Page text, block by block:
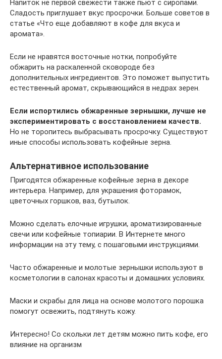
Напиток не первой свежести также пьют с сиропами.
Сладость приглушает вкус просрочки. Больше советов в
статье «Что еще добавляют в кофе для вкуса и
аромата».
Если не нравятся восточные нотки, попробуйте
обжарить на раскаленной сковороде без
дополнительных ингредиентов. Это поможет выпустить
естественный аромат, скрывающийся в недрах зерен.
Если испортились обжаренные зернышки, лучше не
экспериментировать с восстановлением качеств.
Но не торопитесь выбрасывать просрочку. Существуют
иные способы использовать кофейные зерна.
Альтернативное использование
Пригодятся обжаренные кофейные зерна в декоре
интерьера. Например, для украшения фоторамок,
цветочных горшков, ваз, бутылок.
Можно сделать елочные игрушки, ароматизированные
свечи или кофейные топиарии. В Интернете много
информации на эту тему, с пошаговыми инструкциями.
Часто обжаренные и молотые зернышки используют в
косметологии в салонах красоты и домашних условиях.
Маски и скрабы для лица на основе молотого порошка
помогут освежить, подтянуть кожу.
Интересно! Со скольки лет детям можно пить кофе, его
влияние на организм